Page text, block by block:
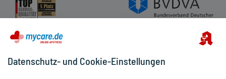
Datenschutz- und Cookie-Einstellungen